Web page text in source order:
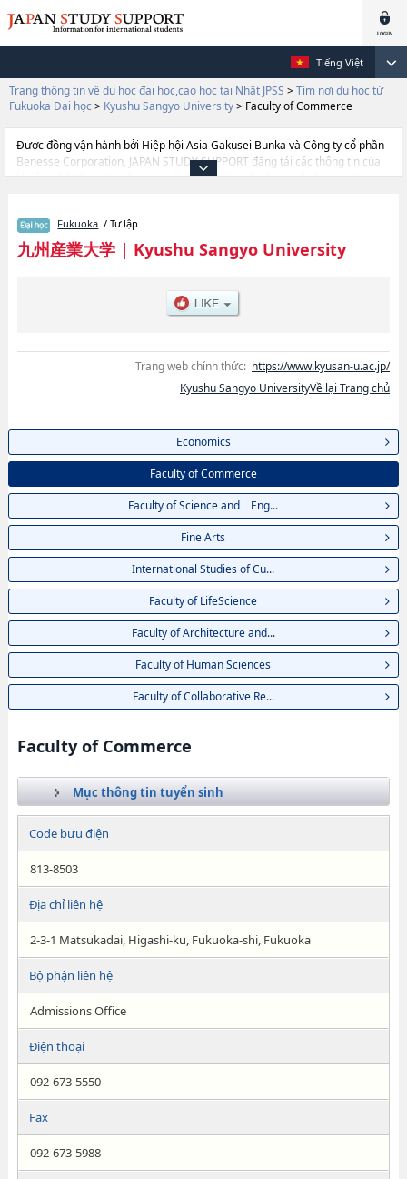
Tiếng Việt
Trang thông tin về du học đại học,cao học tại Nhật JPSS > Tìm nơi du học từ
Fukuoka Đại học > Kyushu Sangyo University> Faculty of Commerce
Được đồng vận hành bởi Hiệp hội Asia Gakusei Bunka và Công ty cổ phần
Benesse Corporation, JAPAN STUDY SUPPORT đăng tải các thông tin của
khoảng 1.300 trường đại học, cao học, trường đại học ngắn hạn, trường
thông tin cần thiết dành cho du học sinh, như là về các Ngành
EconomicshoặcNgành Faculty of CommercehoặcNgành Faculty of Science
and EngineeringhoặcNgành Fine ArtshoặcNgành International Studies
Architecture and Civil EngineeringhoặcNgành Faculty of Human
ScienceshoặcNgành Faculty of Collaborative Regional Development,
Fukuoka / Tư lập
九州産業大学| Kyushu Sangyo University
Trang web chính thức: https://www.kyusan-u.ac.jp/
Kyushu Sangyo UniversityVề lại Trang chủ
Economics
Faculty of Commerce
Faculty of Science and Eng...
Fine Arts
International Studies of Cu...
Faculty of LifeScience
Faculty of Architecture and...
Faculty of Human Sciences
Faculty of Collaborative Re...
Faculty of Commerce
Mục thông tin tuyển sinh
Code bưu điện
813-8503
Địa chỉ liên hệ
2-3-1 Matsukadai, Higashi-ku, Fukuoka-shi, Fukuoka
Bộ phận liên hệ
Admissions Office
Điện thoại
092-673-5550
Fax
092-673-5988